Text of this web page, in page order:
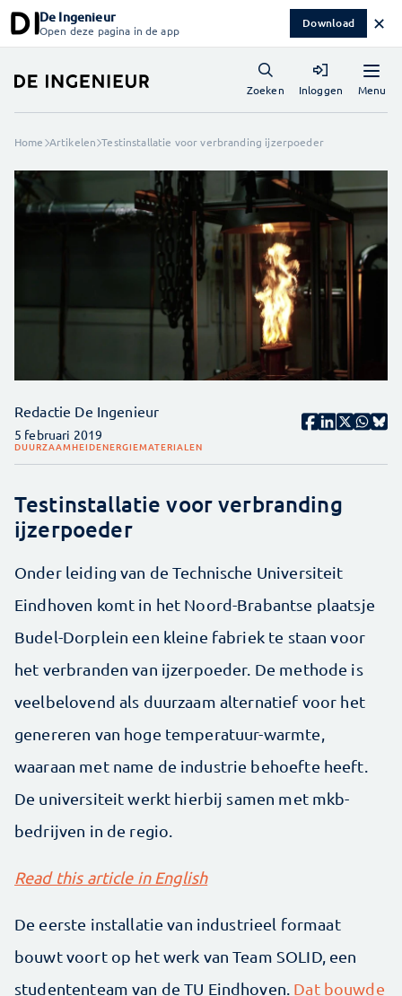
De Ingenieur
Open deze pagina in de app Download ✕
Menu
Zoeken Inloggen
Home Artikelen Testinstallatie voor verbranding ijzerpoeder
Redactie De Ingenieur
5 februari 2019
DUURZAAMHEIDENERGIEMATERIALEN
Testinstallatie voor verbranding
ijzerpoeder
Onder leiding van de Technische Universiteit
Eindhoven komt in het Noord-Brabantse plaatsje
Budel-Dorplein een kleine fabriek te staan voor
het verbranden van ijzerpoeder. De methode is
veelbelovend als duurzaam alternatief voor het
genereren van hoge temperatuur-warmte,
waaraan met name de industrie behoefte heeft.
De universiteit werkt hierbij samen met mkb-
bedrijven in de regio.
Read this article in English
De eerste installatie van industrieel formaat
bouwt voort op het werk van Team SOLID, een
studententeam van de TU Eindhoven. Dat bouwde